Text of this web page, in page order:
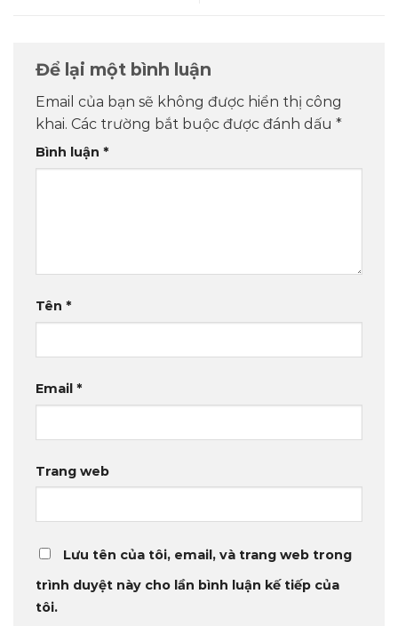
Để lại một bình luận
Email của bạn sẽ không được hiển thị công
khai. Các trường bắt buộc được đánh dấu *
Bình luận *
Tên *
Email *
Trang web
Lưu tên của tôi, email, và trang web trong
trình duyệt này cho lần bình luận kế tiếp của
tôi.